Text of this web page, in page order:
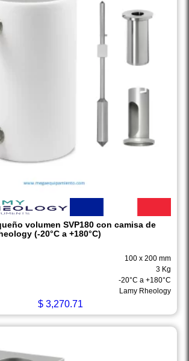
volumen SVP180 con camisa de
(-20°C a +180°C)
100 x 200 mm
3 Kg
-20°C a +180°C
Lamy Rheology
$3,270.71